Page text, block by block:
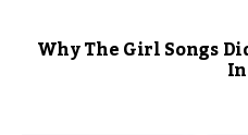
Why The Girl Songs